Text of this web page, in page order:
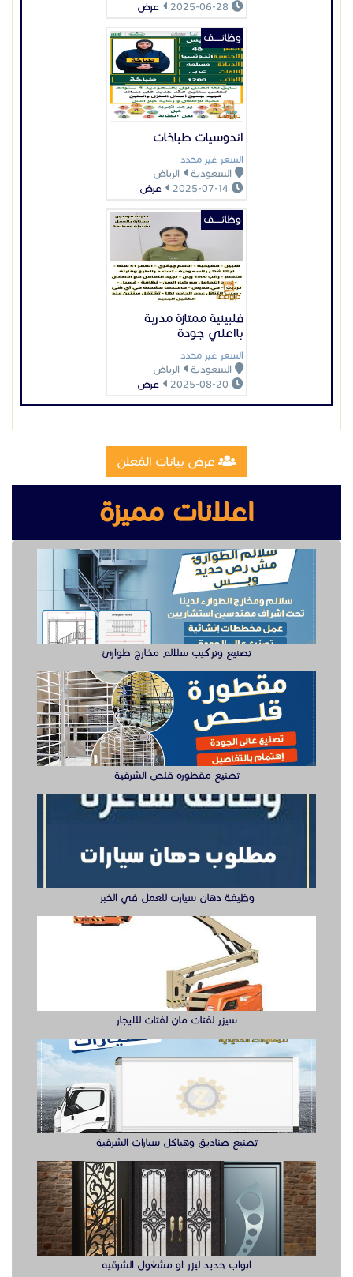
عرض
اندوسيات طباخات
السعر غير محدد
السعودية
الرياض
عرض
وظائـــــف
فلبينية ممتازة مدربة
بااعلي جودة
السعر غير محدد
السعودية
الرياض
عرض
وظائـــــف
عرض بيانات المُعلن
اعلانات مميزة
تصنيع وتركيب سلالم مخارج طوارئ
تصنيع مقطوره قلص الشرقية
وظيفة دهان سيارت للعمل في الخبر
سيزر لفتات مان لفتات للايجار
تصنيع صناديق وهياكل سيارات الشرقية
ابواب حديد ليزر او مشغول الشرقيه